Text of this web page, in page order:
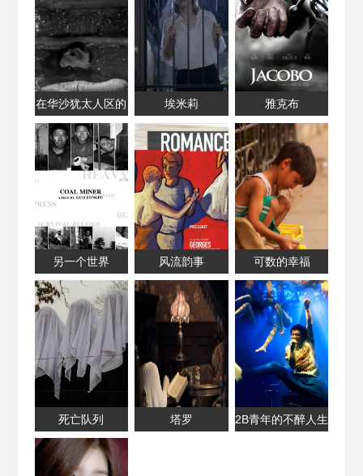
在华沙犹太人区的
七分钟
埃米莉 雅克布
另一个世界 风流韵事 可数的幸福
死亡队列 塔罗 2B青年的不醉人生